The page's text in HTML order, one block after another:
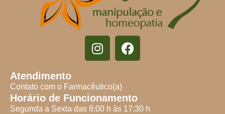
Atendimento
Contato com o Farmacêutico(a)
Horário de Funcionamento
Segunda a Sexta das 8:00 h às 17:30 h